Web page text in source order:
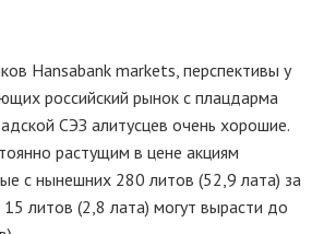
Hansabank markets, перспективы у
российский рынок с плацдарма
СЭЗ алитусцев очень хорошие.
растущим в цене акциям
с нынешних 280 литов (52,9 лата) за
литов (2,8 лата) могут вырасти до